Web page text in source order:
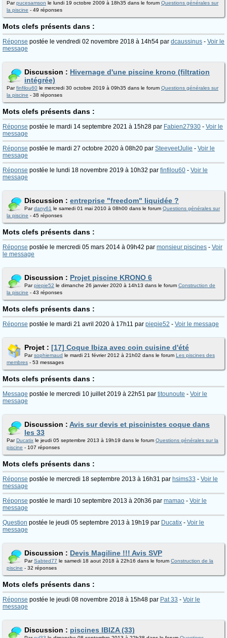
Parpucesamson le lundi 19 octobre 2009 à 18h35 dans le forum Questions générales sur
la piscine - 49 réponses
Mots clefs présents dans :
Réponse postée le vendredi 02 novembre 2018 à 14h54 par dcaussinus - Voir le
message
Discussion : Hivernage d'une piscine krono (filtration
intégrée)
Parfinfilou60 le mercredi 30 octobre 2019 à 09h35 dans le forum Questions générales sur
la piscine - 38 réponses
Mots clefs présents dans :
Réponse postée le mardi 14 septembre 2021 à 15h28 par Fabien27930 - Voir le
message
Réponse postée le mardi 27 octobre 2020 à 08h20 par SteeveetJulie - Voir le
message
Réponse postée le lundi 18 novembre 2019 à 10h32 par finfilou60 - Voir le
message
Discussion : entreprise "freedom" liquidée ?
Pardany61 le samedi 01 mai 2010 à 08h00 dans le forum Questions générales sur
la piscine - 45 réponses
Mots clefs présents dans :
Réponse postée le mercredi 05 mars 2014 à 09h42 par monsieur piscines - Voir
le message
Discussion : Projet piscine KRONO 6
Parpiepie52 le dimanche 26 janvier 2020 à 14h13 dans le forum Construction de
la piscine - 43 réponses
Mots clefs présents dans :
Réponse postée le mardi 21 avril 2020 à 17h11 par piepie52 - Voir le message
Projet : [17] Coque Ibiza avec coin cuisine d'été
Parsophiemaud le mardi 21 février 2012 à 21h02 dans le forum Les piscines des
membres - 53 messages
Mots clefs présents dans :
Message postée le mercredi 10 juillet 2019 à 22h51 par titounoute - Voir le
message
Discussion : Avis sur devis et piscinistes coque dans
les 33
ParDucatix le jeudi 05 septembre 2013 à 19h19 dans le forum Questions générales sur la
piscine - 107 réponses
Mots clefs présents dans :
Réponse postée le mercredi 18 septembre 2013 à 16h31 par hsims33 - Voir le
message
Réponse postée le mardi 10 septembre 2013 à 20h36 par mamao - Voir le
message
Question postée le jeudi 05 septembre 2013 à 19h19 par Ducatix - Voir le
message
Discussion : Devis Magiline !!! Avis SVP
ParSabted77 le samedi 18 aout 2018 à 22h16 dans le forum Construction de la
piscine - 32 réponses
Mots clefs présents dans :
Réponse postée le jeudi 08 novembre 2018 à 15h48 par Pat 33 - Voir le
message
Discussion : piscines IBIZA (33)